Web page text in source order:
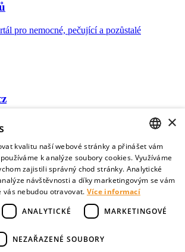
pro nemocné, pečující a pozůstalé
posledních přání a vyslovte svoje
života
CZECH
ENGLISH
×
kvalitu naší webové stránky a přinášet vám
k analýze soubory cookies. Využíváme
zajistili správný chod stránky. Analytické
návštěvnosti a díky marketingovým se vám
nebudou otravovat. Více informací
ANALYTICKÉ MARKETINGOVÉ
NEZAŘAZENÉ SOUBORY